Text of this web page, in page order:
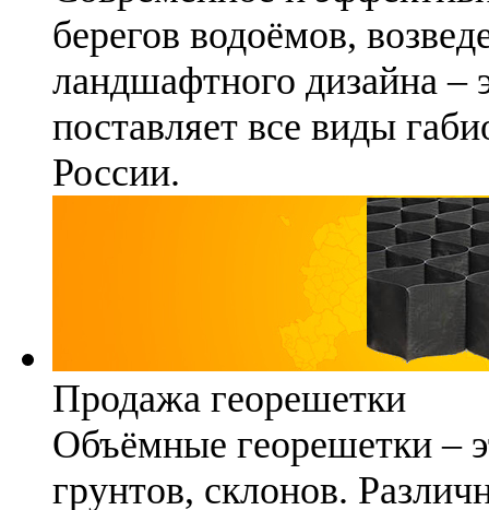
берегов водоёмов,
ландшафтного дизайна
поставляет все виды
России.
Продажа георешетки
Объёмные георешетки –
грунтов, склонов.